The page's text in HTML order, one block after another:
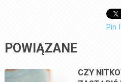
Pin
POWIĄZANE
CZY